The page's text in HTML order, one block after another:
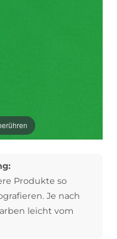
Produkte so
Je nach
leicht vom